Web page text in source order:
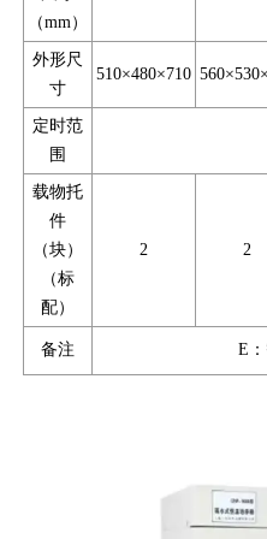
（mm）
外形尺
寸
510×480×710
定时范
围
载物托
件
（块）
（标
配）
2 2
备注 E